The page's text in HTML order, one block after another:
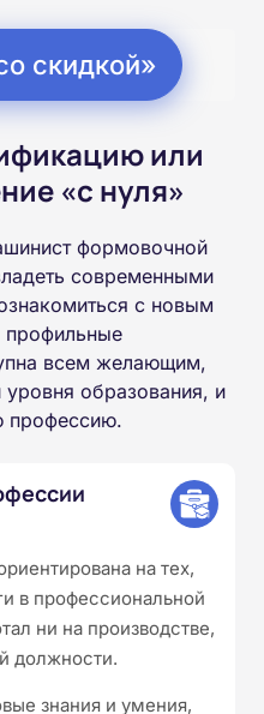
скидкой»
или
«с нуля»
формовочной
современными
с новым
профильные
всем желающим,
уровня образования, и
профессию.
на тех,
в профессиональной
ни на производстве,
должности.
знания и умения,